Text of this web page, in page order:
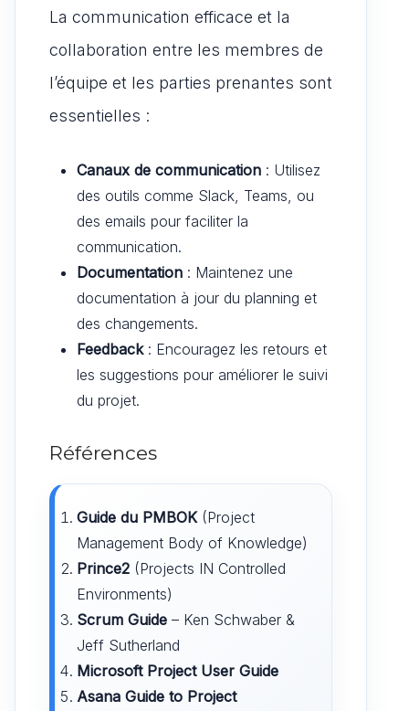
La communication efficace et la
collaboration entre les membres de
l’équipe et les parties prenantes sont
essentielles :
Canaux de communication : Utilisez
des outils comme Slack, Teams, ou
des emails pour faciliter la
communication.
Documentation : Maintenez une
documentation à jour du planning et
des changements.
Feedback: Encouragez les retours et
les suggestions pour améliorer le suivi
du projet.
Références
Guide du PMBOK(Project
Management Body of Knowledge)
Prince2 (Projects IN Controlled
Environments)
Scrum Guide – Ken Schwaber &
Jeff Sutherland
Microsoft Project User Guide
Asana Guide to Project